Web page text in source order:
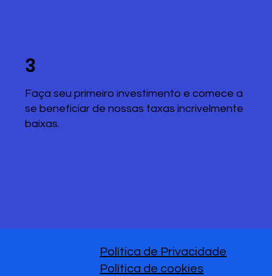
3
Faça seu primeiro investimento e comece a
se beneficiar de nossas taxas incrivelmente
baixas.
Política de Privacidade
Política de cookies